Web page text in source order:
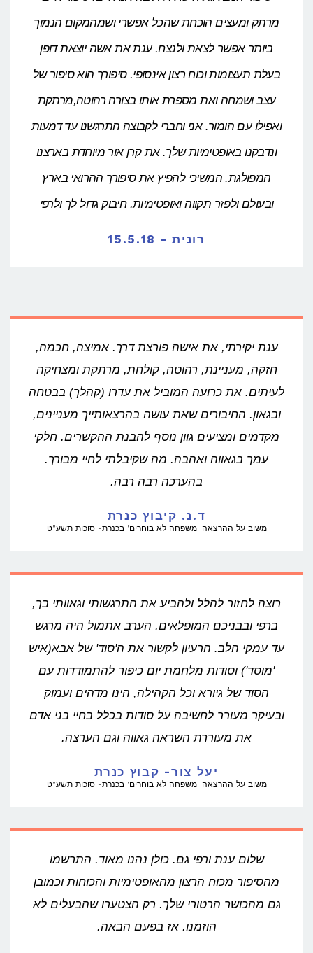
מרתק ומעצים הוכחת שהכל אפשרי ושמהמקום הנמוך
ביותר אפשר לצאת ולנצח. ענת את אשה יוצאת דופן
בעלת תעצומות וכוח רצון אינסופי. סיפורך הוא סיפור של
עצב ושמחה ואת מספרת אותו בצורה רהוטה,מרתקת
ואפילו עם הומור. אני וחברי לקבוצה התרגשנו עד דמעות
ונדבקנו באופטימיות שלך. את קרן אור מיוחדת בארצנו
המפולגת. המשיכי להפיץ את סיפורך ההרואי בארץ
ובעולם ולפזר תקווה ואופטימיות. חיבוק גדול לך ולרפי
רונית - 15.5.18
ענת יקירתי, את אישה פורצת דרך. אמיצה, חכמה,
חזקה, מעניינת, רהוטה, קולחת, מרתקת ומצחיקה
לעיתים. את כרועה המוביל את עדרו (קהלך) בבטחה
ובגאון. החיבורים שאת עושה בהרצאותייך מעניינים,
מקדמים ומציעים גוון נוסף להבנת ההקשרים. חלקי
עמך בגאווה ואהבה. מה שקיבלתי לחיי מבורך.
בהערכה רבה רבה.
ד.נ. קיבוץ כנרת
משוב על ההרצאה 'משפחה לא בוחרים' בכנרת- סוכות תשע"ט
רוצה לחזור להלל ולהביע את התרגשותי וגאוותי בך,
ברפי ובבניכם המופלאים. הערב אתמול היה מרגש
עד עמקי הלב. הרעיון לקשור את ה'סוד' של אבא(איש
'מוסד') וסודות מלחמת יום כיפור להתמודדות עם
הסוד של גיורא וכל הקהילה, הינו מדהים ועמוק
ובעיקר מעורר לחשיבה על סודות בכלל בחיי בני אדם
את מעוררת השראה גאווה וגם הערצה.
יעל צור- קבוץ כנרת​
משוב על ההרצאה 'משפחה לא בוחרים' בכנרת- סוכות תשע"ט
שלום ענת ורפי גם. כולן נהנו מאוד. התרשמו
מהסיפור מכוח הרצון מהאופטימיות והכוחות וכמובן
גם מהכושר הרטורי שלך. רק הצטערו שהבעלים לא
הוזמנו. אז בפעם הבאה.